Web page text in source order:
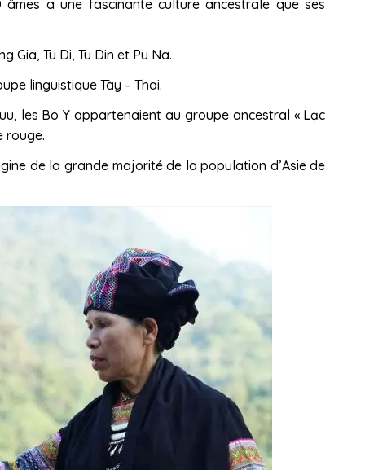
a une fascinante culture ancestrale que ses
Gia, Tu Di, Tu Din et Pu Na.
linguistique Tày – Thai.
les Bo Y appartenaient au groupe ancestral « Lạc
rouge.
de la grande majorité de la population d’Asie de